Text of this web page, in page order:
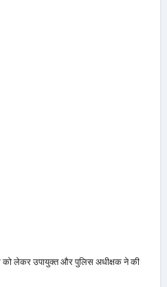
को लेकर उपायुक्त और पुलिस अधीक्षक ने की